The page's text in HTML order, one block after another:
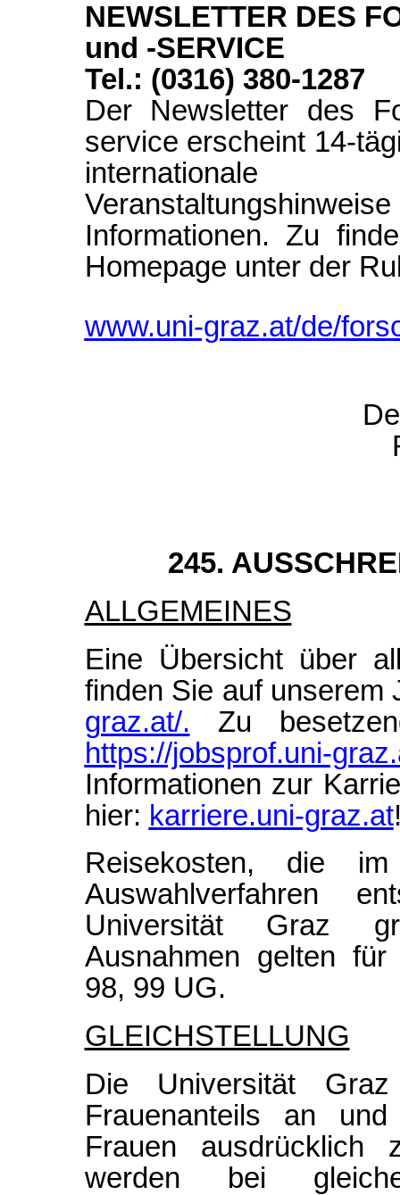
NEWSLETTER DES
und -SERVICE
Tel.: (0316) 380-1287
Der Newsletter des
service erscheint 14-
internationale
Informationen. Zu
Homepage unter der
www.uni-graz.at/de/
245.
ALLGEMEINES
Eine Übersicht über
finden Sie auf
graz.at/. Zu
https://jobsprof.uni-
Informationen zur
hier: karriere.uni-graz.at
Reisekosten, die
Auswahlverfahren
Universität Graz
Ausnahmen gelten
98, 99 UG.
GLEICHSTELLUNG
Die Universität
Frauenanteils an
Frauen ausdrücklich
werden bei